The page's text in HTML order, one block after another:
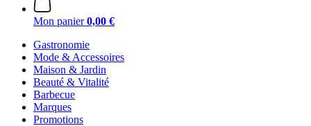
Mon panier 0,00 €
Gastronomie
Mode & Accessoires
Maison & Jardin
Beauté & Vitalité
Barbecue
Marques
Promotions